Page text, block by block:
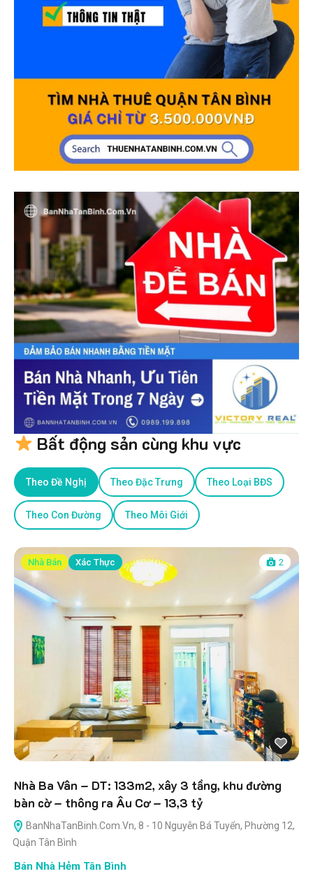
Bất động sản cùng khu vực
Theo Đề Nghị Theo Đặc Trưng Theo Loại BĐS
Theo Con Đường Theo Môi Giới
Nhà Bán Xác Thực 2
Nhà Ba Vân – DT: 133m2, xây 3 tầng, khu đường
bàn cờ – thông ra Âu Cơ – 13,3 tỷ
BanNhaTanBinh.Com.Vn, 8 - 10 Nguyễn Bá Tuyển, Phường 12,
Quận Tân Bình
Bán Nhà Hẻm Tân Bình